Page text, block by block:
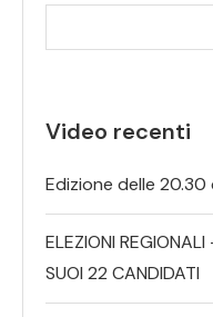
Video recenti
Edizione delle
ELEZIONI
SUOI 22 CANDIDATI